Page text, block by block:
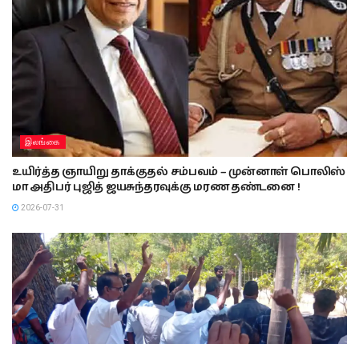
இலங்கை
உயிர்த்த ஞாயிறு தாக்குதல் சம்பவம் – முன்னாள் பொலிஸ்
மா அதிபர் புஜித் ஜயசுந்தரவுக்கு மரண தண்டனை !
2026-07-31